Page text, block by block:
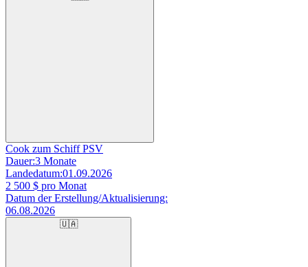
Cook zum Schiff PSV
Dauer:3 Monate
Landedatum:01.09.2026
2 500 $ pro Monat
Datum der Erstellung/Aktualisierung:
06.08.2026
🇺🇦